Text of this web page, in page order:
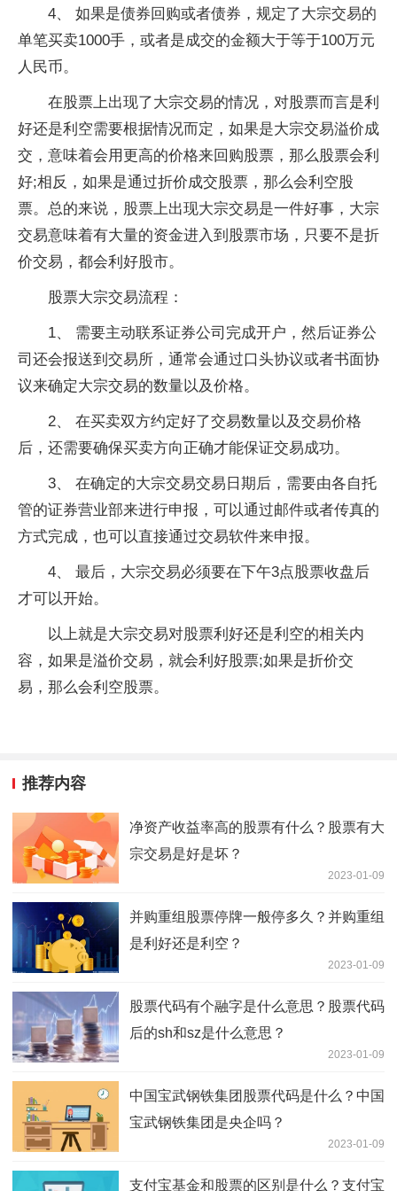
4、 如果是债券回购或者债券，规定了大宗交易的
单笔买卖1000手，或者是成交的金额大于等于100万元
人民币。
在股票上出现了大宗交易的情况，对股票而言是利
好还是利空需要根据情况而定，如果是大宗交易溢价成
交，意味着会用更高的价格来回购股票，那么股票会利
好;相反，如果是通过折价成交股票，那么会利空股
票。总的来说，股票上出现大宗交易是一件好事，大宗
交易意味着有大量的资金进入到股票市场，只要不是折
价交易，都会利好股市。
股票大宗交易流程：
1、 需要主动联系证券公司完成开户，然后证券公
司还会报送到交易所，通常会通过口头协议或者书面协
议来确定大宗交易的数量以及价格。
2、 在买卖双方约定好了交易数量以及交易价格
后，还需要确保买卖方向正确才能保证交易成功。
3、 在确定的大宗交易交易日期后，需要由各自托
管的证券营业部来进行申报，可以通过邮件或者传真的
方式完成，也可以直接通过交易软件来申报。
4、 最后，大宗交易必须要在下午3点股票收盘后
才可以开始。
以上就是大宗交易对股票利好还是利空的相关内
容，如果是溢价交易，就会利好股票;如果是折价交
易，那么会利空股票。
推荐内容
净资产收益率高的股票有什么？股票有大
宗交易是好是坏？
2023-01-09
并购重组股票停牌一般停多久？并购重组
是利好还是利空？
2023-01-09
股票代码有个融字是什么意思？股票代码
后的sh和sz是什么意思？
2023-01-09
中国宝武钢铁集团股票代码是什么？中国
宝武钢铁集团是央企吗？
2023-01-09
支付宝基金和股票的区别是什么？支付宝